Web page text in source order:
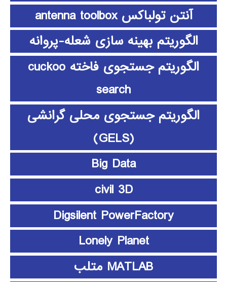
آنتن تولباکس antenna toolbox
الگوریتم بهینه سازی شعله-پروانه
الگوریتم جستجوی فاخته cuckoo
search
الگوریتم جستجوی محلی گرانشی
(GELS)
Big Data
civil 3D
Digsilent PowerFactory
Lonely Planet
MATLAB متلب